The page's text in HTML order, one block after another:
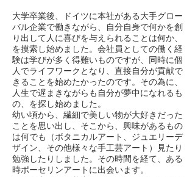
大学卒業後、ドイツに本社がある大手グロー
バル企業で働きながら、自分自身で何かを創
り出して人に喜びを与えられることは何か、
を摸索し始めました。会社員としての働く経
験は学びが多く得難いものですが、同時に個
人でライフワークとなり、直接自分が貢献で
きることを始めたかったのです。その為に、
人生で遅まきながらも自分が夢中になれるも
の、を探し始めました。
幼い頃から、繊細で美しい物が大好きだった
ことを思い出し、そこから、興味があるもの
は何でも（ボタニカルアート、ジュエリーデ
ザイン、その他様々な手工芸アート）見たり
勉強したりしました。その時間を経て、ある
時ポーセリンアートに出会います。